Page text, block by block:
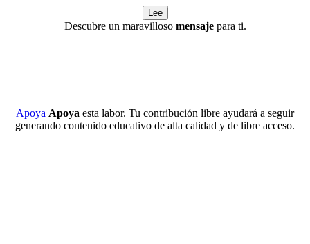
Lee
Descubre un maravilloso mensajepara ti.
Apoya Apoya esta labor. Tu contribución libre ayudará a seguir
generando contenido educativo de alta calidad y de libre acceso.